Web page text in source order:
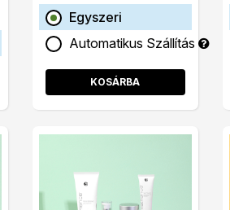
Egyszeri
Automatikus Szállítás
KOSÁRBA